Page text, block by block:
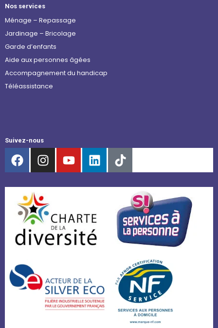
Nos services
Ménage – Repassage
Jardinage – Bricolage
Garde d’enfants
Aide aux personnes âgées
Accompagnement du handicap
Téléassistance
Suivez-nous